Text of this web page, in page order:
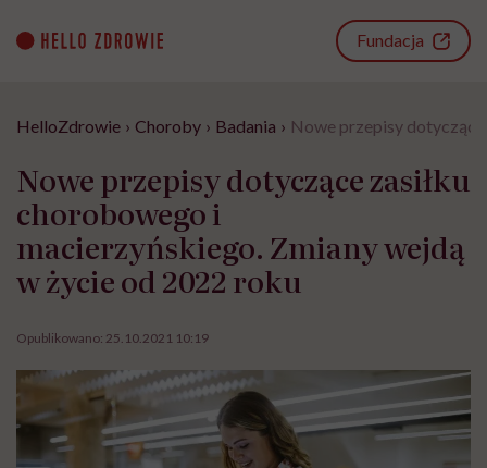
content
Fundacja
HelloZdrowie › Choroby › Badania › Nowe przepisy
Nowe przepisy dotyczące zasiłku
chorobowego i
macierzyńskiego. Zmiany wejdą
w życie od 2022 roku
Opublikowano: 25.10.2021 10:19